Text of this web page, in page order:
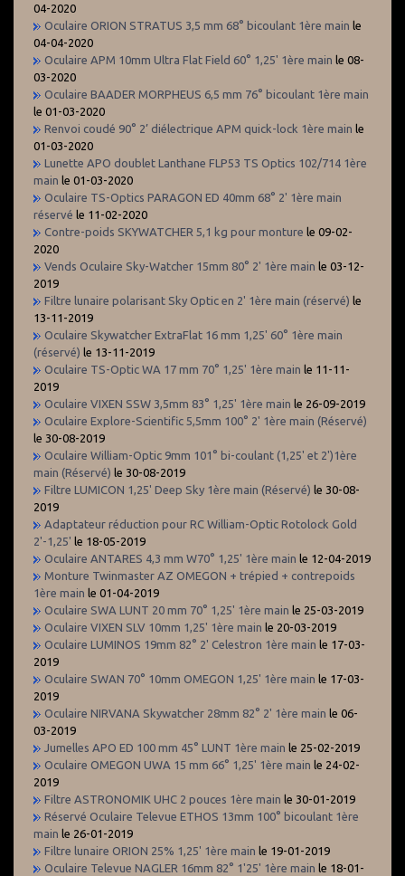
04-2020
Oculaire ORION STRATUS 3,5 mm 68° bicoulant 1ère main le
04-04-2020
Oculaire APM 10mm Ultra Flat Field 60° 1,25' 1ère main le 08-
03-2020
Oculaire BAADER MORPHEUS 6,5 mm 76° bicoulant 1ère main
le 01-03-2020
Renvoi coudé 90° 2’ diélectrique APM quick-lock 1ère main le
01-03-2020
Lunette APO doublet Lanthane FLP53 TS Optics 102/714 1ère
main le 01-03-2020
Oculaire TS-Optics PARAGON ED 40mm 68° 2' 1ère main
réservé le 11-02-2020
Contre-poids SKYWATCHER 5,1 kg pour monture le 09-02-
2020
Vends Oculaire Sky-Watcher 15mm 80° 2' 1ère main le 03-12-
2019
Filtre lunaire polarisant Sky Optic en 2' 1ère main (réservé) le
13-11-2019
Oculaire Skywatcher ExtraFlat 16 mm 1,25' 60° 1ère main
(réservé) le 13-11-2019
Oculaire TS-Optic WA 17 mm 70° 1,25' 1ère main le 11-11-
2019
Oculaire VIXEN SSW 3,5mm 83° 1,25' 1ère main le 26-09-2019
Oculaire Explore-Scientific 5,5mm 100° 2' 1ère main (Réservé)
le 30-08-2019
Oculaire William-Optic 9mm 101° bi-coulant (1,25' et 2')1ère
main (Réservé) le 30-08-2019
Filtre LUMICON 1,25' Deep Sky 1ère main (Réservé) le 30-08-
2019
Adaptateur réduction pour RC William-Optic Rotolock Gold
2'-1,25' le 18-05-2019
Oculaire ANTARES 4,3 mm W70° 1,25' 1ère main le 12-04-2019
Monture Twinmaster AZ OMEGON + trépied + contrepoids
1ère main le 01-04-2019
Oculaire SWA LUNT 20 mm 70° 1,25' 1ère main le 25-03-2019
Oculaire VIXEN SLV 10mm 1,25' 1ère main le 20-03-2019
Oculaire LUMINOS 19mm 82° 2' Celestron 1ère main le 17-03-
2019
Oculaire SWAN 70° 10mm OMEGON 1,25' 1ère main le 17-03-
2019
Oculaire NIRVANA Skywatcher 28mm 82° 2' 1ère main le 06-
03-2019
Jumelles APO ED 100 mm 45° LUNT 1ère main le 25-02-2019
Oculaire OMEGON UWA 15 mm 66° 1,25' 1ère main le 24-02-
2019
Filtre ASTRONOMIK UHC 2 pouces 1ère main le 30-01-2019
Réservé Oculaire Televue ETHOS 13mm 100° bicoulant 1ère
main le 26-01-2019
Filtre lunaire ORION 25% 1,25' 1ère main le 19-01-2019
Oculaire Televue NAGLER 16mm 82° 1'25' 1ère main le 18-01-